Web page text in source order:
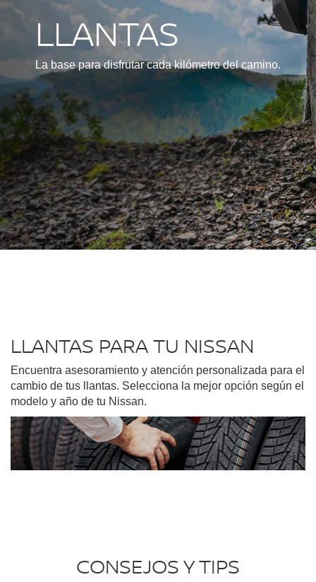
LLANTAS
La base para disfrutar cada kilómetro del camino.
LLANTAS PARA TU NISSAN
Encuentra asesoramiento y atención personalizada para el
cambio de tus llantas. Selecciona la mejor opción según el
modelo y año de tu Nissan.
CONSEJOS Y TIPS